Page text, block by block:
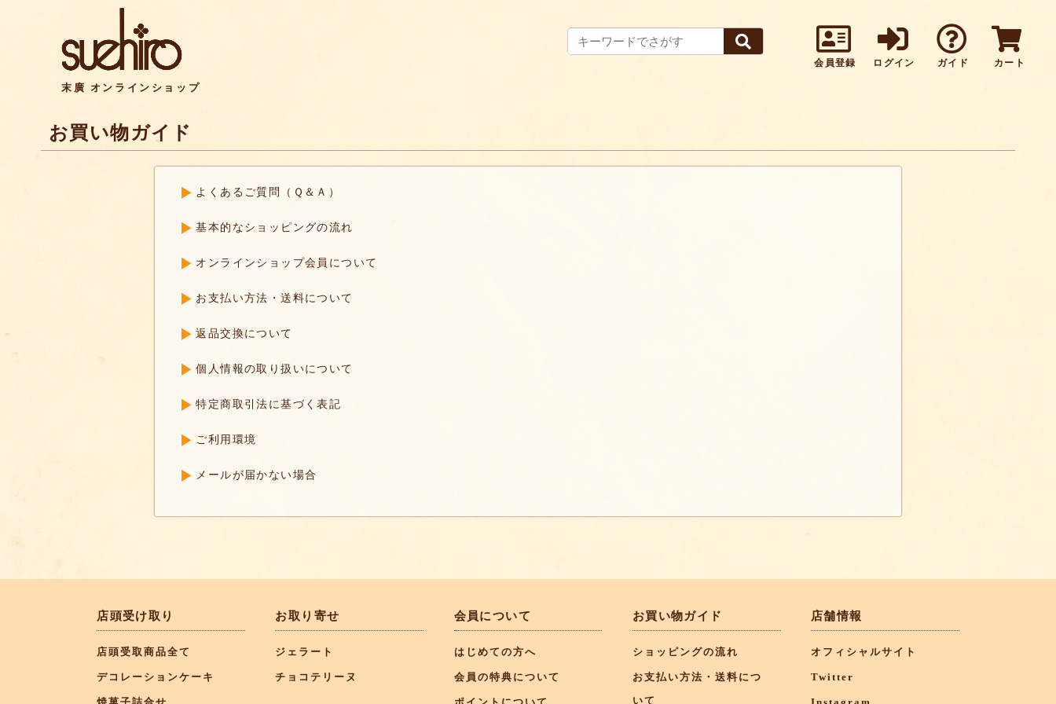
会員登録 ログイン ガイド カート
末廣 オンラインショップ
お買い物ガイド
よくあるご質問（Ｑ＆Ａ）
基本的なショッピングの流れ
オンラインショップ会員について
お支払い方法・送料について
返品交換について
個人情報の取り扱いについて
特定商取引法に基づく表記
ご利用環境
メールが届かない場合
店頭受け取り
店頭受取商品全て
デコレーションケーキ
お取り寄せ
ジェラート
チョコテリーヌ
会員について
はじめての方へ
会員の特典について
お買い物ガイド
ショッピングの流れ
お支払い方法・送料につ
店舗情報
オフィシャルサイト
Twitter